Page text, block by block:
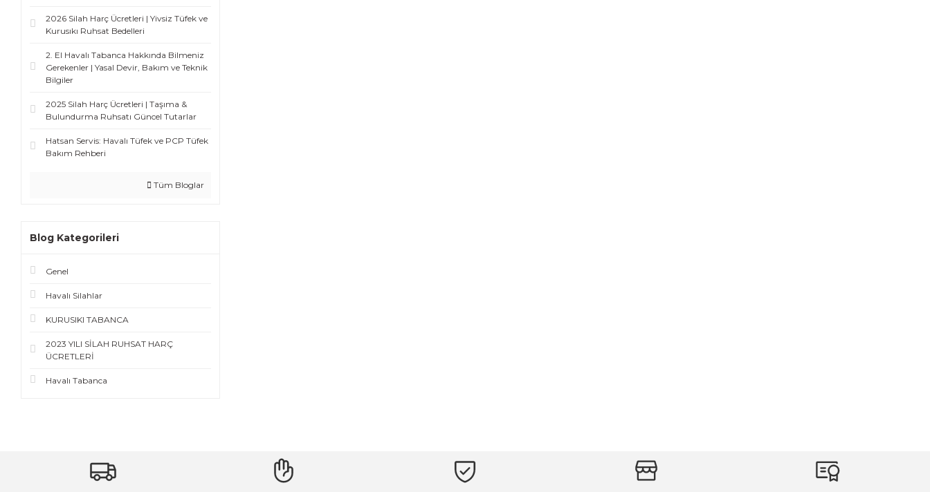
2026 Silah Harç Ücretleri | Yivsiz Tüfek ve
Kurusıkı Ruhsat Bedelleri
2. El Havalı Tabanca Hakkında Bilmeniz
Gerekenler | Yasal Devir, Bakım ve Teknik
Bilgiler
2025 Silah Harç Ücretleri | Taşıma &
Bulundurma Ruhsatı Güncel Tutarlar
Hatsan Servis: Havalı Tüfek ve PCP Tüfek
Bakım Rehberi
Tüm Bloglar
Blog Kategorileri
Genel
Havalı Silahlar
KURUSIKI TABANCA
2023 YILI SİLAH RUHSAT HARÇ
ÜCRETLERİ
Havalı Tabanca